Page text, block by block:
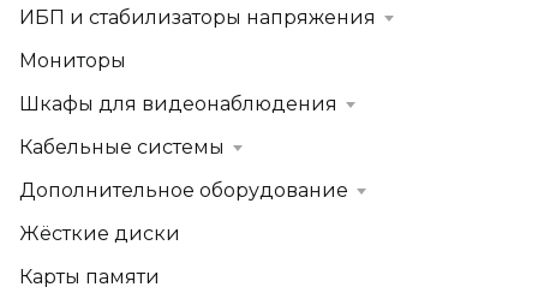
ИБП и стабилизаторы напряжения
Мониторы
Шкафы для видеонаблюдения
Кабельные системы
Дополнительное оборудование
Жёсткие диски
Карты памяти